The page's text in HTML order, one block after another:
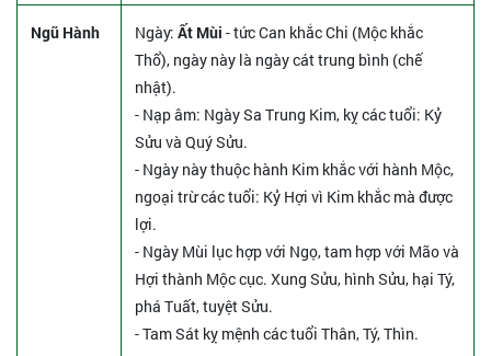
Ngũ Hành Ngày: Ất Mùi - tức Can khắc Chi (Mộc khắc
Thổ), ngày này là ngày cát trung bình (chế
nhật).
- Nạp âm: Ngày Sa Trung Kim, kỵ các tuổi: Kỷ
Sửu và Quý Sửu.
- Ngày này thuộc hành Kim khắc với hành Mộc,
ngoại trừ các tuổi: Kỷ Hợi vì Kim khắc mà được
lợi.
- Ngày Mùi lục hợp với Ngọ, tam hợp với Mão và
Hợi thành Mộc cục. Xung Sửu, hình Sửu, hại Tý,
phá Tuất, tuyệt Sửu.
- Tam Sát kỵ mệnh các tuổi Thân, Tý, Thìn.